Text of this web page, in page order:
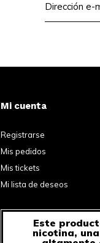
Mi cuenta
Registrarse
Mis pedidos
Mis tickets
Mi lista de deseos
Este
nicotina,